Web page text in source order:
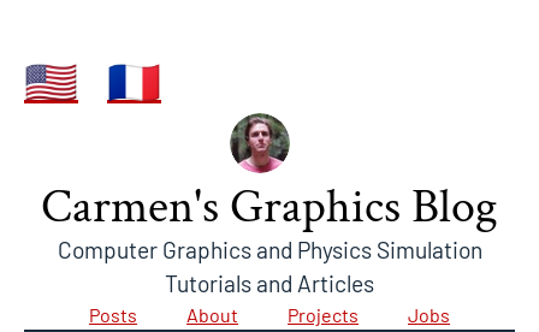
🇺🇸 🇫🇷
Carmen's Graphics Blog
Computer Graphics and Physics Simulation
Tutorials and Articles
Posts About Projects Jobs